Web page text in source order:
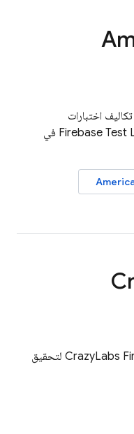
خفضت شركة American Express تكاليف اختبارات
Firebase Test في
لتحقيق